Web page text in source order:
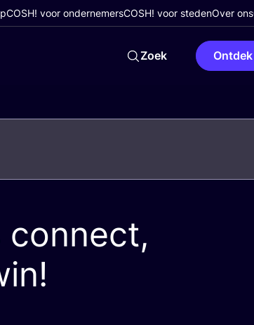
COSH! voor ondernemersCOSH! voor stedenOver ons
Zoek
connect,